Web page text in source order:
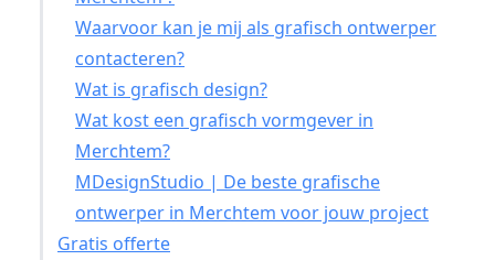
Waarvoor kan je mij als grafisch ontwerper
contacteren?
Wat is grafisch design?
Wat kost een grafisch vormgever in
Merchtem?
MDesignStudio | De beste grafische
ontwerper in Merchtem voor jouw project
Gratis offerte